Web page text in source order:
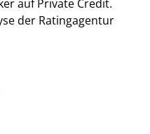
auf Private Credit.
der Ratingagentur